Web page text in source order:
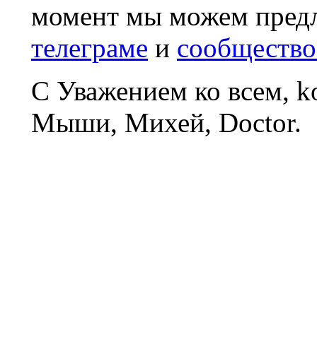
момент мы можем
телеграме и
С Уважением ко всем,
Мыши, Михей, Doctor.